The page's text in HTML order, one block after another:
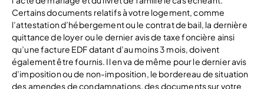
Certains documents relatifs à votre logement, comme
l’attestation d’hébergement ou le contrat de bail, la dernière
quittance de loyer ou le dernier avis de taxe foncière ainsi
qu’une facture EDF datant d’au moins 3 mois, doivent
également être fournis. Il en va de même pour le dernier avis
d’imposition ou de non-imposition, le bordereau de situation
des amendes de condamnations, des documents sur votre